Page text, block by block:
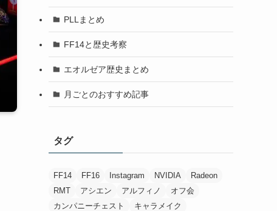
PLLまとめ
FF14と歴史考察
エオルゼア歴史まとめ
月ごとのおすすめ記事
タグ
FF14 FF16 Instagram NVIDIA
Radeon
RMT
アシエン アルフィノ
オフ会
カンパニーチェスト
キャラメイク